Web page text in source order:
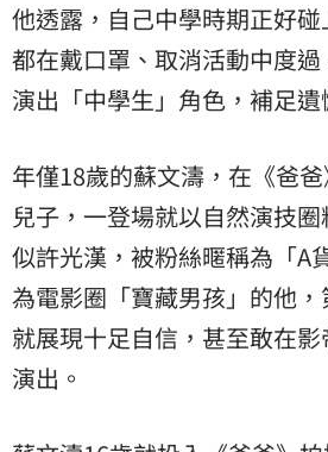
他透露，自己中學時期正好
都在戴口罩、取消活動中度
演出「中學生」角色，補足遺
年僅18歲的蘇文濤，在《爸
兒子，一登場就以自然演技
似許光漢，被粉絲暱稱為「A
為電影圈「寶藏男孩」的他
就展現十足自信，甚至敢在
演出。